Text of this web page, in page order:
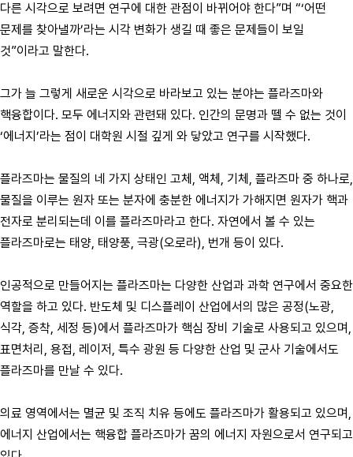
다른 시각으로 보려면 연구에 대한 관점이 바뀌어야 한다”며 “‘어떤
문제를 찾아낼까’라는 시각 변화가 생길 때 좋은 문제들이 보일
것”이라고 말한다.
그가 늘 그렇게 새로운 시각으로 바라보고 있는 분야는 플라즈마와
핵융합이다. 모두 에너지와 관련돼 있다. 인간의 문명과 뗄 수 없는 것이
‘에너지’라는 점이 대학원 시절 깊게 와 닿았고 연구를 시작했다.
플라즈마는 물질의 네 가지 상태인 고체, 액체, 기체, 플라즈마 중 하나로,
물질을 이루는 원자 또는 분자에 충분한 에너지가 가해지면 원자가 핵과
전자로 분리되는데 이를 플라즈마라고 한다. 자연에서 볼 수 있는
플라즈마로는 태양, 태양풍, 극광(오로라), 번개 등이 있다.
인공적으로 만들어지는 플라즈마는 다양한 산업과 과학 연구에서 중요한
역할을 하고 있다. 반도체 및 디스플레이 산업에서의 많은 공정(노광,
식각, 증착, 세정 등)에서 플라즈마가 핵심 장비 기술로 사용되고 있으며,
표면처리, 용접, 레이저, 특수 광원 등 다양한 산업 및 군사 기술에서도
플라즈마를 만날 수 있다.
의료 영역에서는 멸균 및 조직 치유 등에도 플라즈마가 활용되고 있으며,
에너지 산업에서는 핵융합 플라즈마가 꿈의 에너지 자원으로서 연구되고